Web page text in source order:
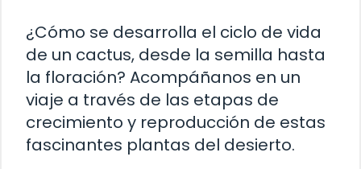
¿Cómo se desarrolla el ciclo de vida
de un cactus, desde la semilla hasta
la floración? Acompáñanos en un
viaje a través de las etapas de
crecimiento y reproducción de estas
fascinantes plantas del desierto.